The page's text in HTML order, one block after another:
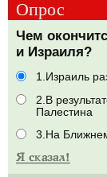
Опрос
Чем
и Израиля?
1.Израиль
2.В
Палестина
3.На